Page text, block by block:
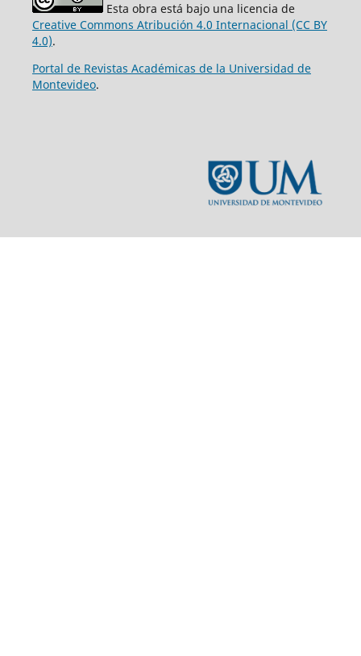
Esta obra está bajo una licencia de
Creative Commons Atribución 4.0 Internacional (CC BY
4.0).
Portal de Revistas Académicas de la Universidad de
Montevideo.